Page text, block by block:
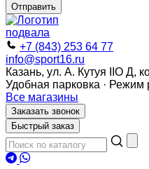
Отправить
+7 (843) 253 64 77
info@sport16.ru
Казань, ул. А. Кутуя IIO Д,
Удобная парковка · Режим
Все магазины
Заказать звонок
Быстрый заказ